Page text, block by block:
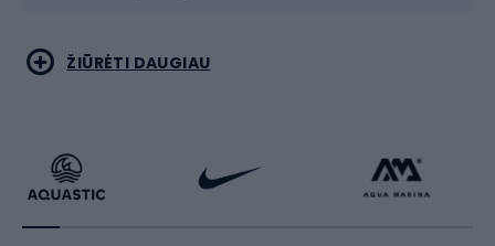
Bėgimas
Dviratininkų apranga
Koviniai sportai
Rakečių sportas
ŽIŪRĖTI DAUGIAU